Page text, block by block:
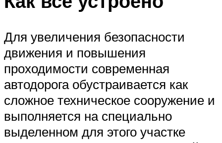
Для увеличения безопасности
движения и повышения
проходимости современная
автодорога обустраивается как
сложное техническое сооружение и
выполняется на специально
выделенном для этого участке